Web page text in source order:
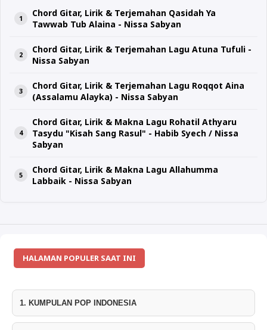
Chord Gitar, Lirik & Terjemahan Qasidah Ya
Tawwab Tub Alaina - Nissa Sabyan
Chord Gitar, Lirik & Terjemahan Lagu Atuna Tufuli -
Nissa Sabyan
Chord Gitar, Lirik & Terjemahan Lagu Roqqot Aina
(Assalamu Alayka) - Nissa Sabyan
Chord Gitar, Lirik & Makna Lagu Rohatil Athyaru
Tasydu "Kisah Sang Rasul" - Habib Syech / Nissa
Sabyan
Chord Gitar, Lirik & Makna Lagu Allahumma
Labbaik - Nissa Sabyan
HALAMAN POPULER SAAT INI
1. KUMPULAN POP INDONESIA